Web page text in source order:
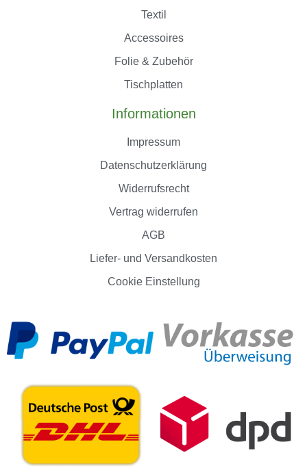
Textil
Accessoires
Folie & Zubehör
Tischplatten
Informationen
Impressum
Datenschutzerklärung
Widerrufsrecht
Vertrag widerrufen
AGB
Liefer- und Versandkosten
Cookie Einstellung